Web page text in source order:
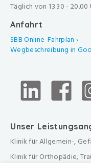
Täglich von 13.30 - 20.00
Anfahrt
SBB Online-Fahrplan ›
Wegbeschreibung in
Unser
Klinik für Allgemein-,
Klinik für Orthopädie,